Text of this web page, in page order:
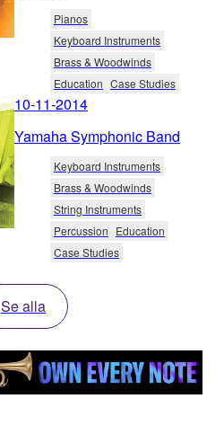
Pianos
Keyboard Instruments
Brass & Woodwinds
Education Case Studies
10-11-2014
Yamaha Symphonic Band
Keyboard Instruments
Brass & Woodwinds
String Instruments
Percussion Education
Case Studies
Se alla